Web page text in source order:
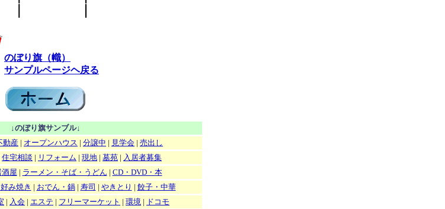
のぼり旗（幟）
サンプルページヘ戻る
↓のぼり旗サンブル↓
動産 | オープンハウス | 分譲中 | 見学会 | 売出し
住宅相談 | リフォーム | 現地 | 墓苑 | 入居者募集
酒屋 | ラーメン・そば・うどん | CD・DVD・本
み焼き | おでん・鍋| 寿司 | やきとり | 餃子・中華
| 入会 | エステ | フリーマーケット | 環境 | ドコモ